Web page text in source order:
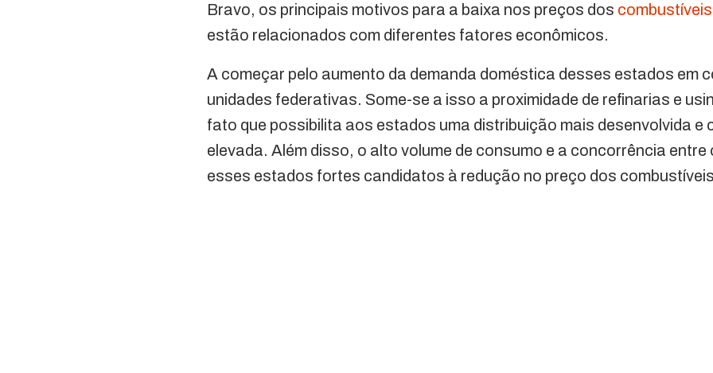
Bravo, os principais motivos para a baixa nos preços dos combustíveis
estão relacionados com diferentes fatores econômicos.
A começar pelo aumento da demanda doméstica desses estados em
unidades federativas. Some-se a isso a proximidade de refinarias e
fato que possibilita aos estados uma distribuição mais desenvolvida e
elevada. Além disso, o alto volume de consumo e a concorrência
esses estados fortes candidatos à redução no preço dos